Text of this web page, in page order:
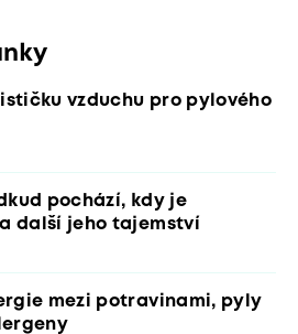
vzduchu pro pylového
pochází, kdy je
další jeho tajemství
mezi potravinami, pyly